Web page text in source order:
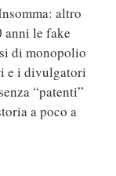
altro
anni le fake
di monopolio
e i divulgatori
“patenti”
a poco a